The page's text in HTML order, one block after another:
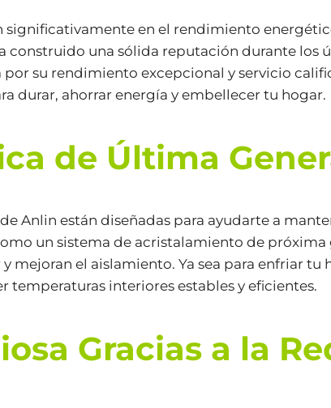
significativamente en el rendimiento
construido una sólida reputación durante los
su rendimiento excepcional y servicio
durar, ahorrar energía y embellecer tu hogar.
de Última
Anlin están diseñadas para ayudarte a
un sistema de acristalamiento de
mejoran el aislamiento. Ya sea para enfriar tu
temperaturas interiores estables y eficientes.
Gracias a la